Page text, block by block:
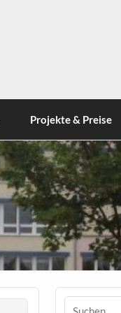
Projekte & Preise